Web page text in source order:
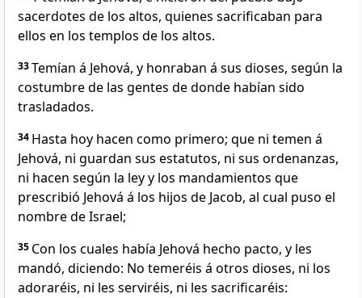
sacerdotes de los altos, quienes sacrificaban para
ellos en los templos de los altos.
33Temían á Jehová, y honraban á sus dioses, según la
costumbre de las gentes de donde habían sido
trasladados.
34 Hasta hoy hacen como primero; que ni temen á
Jehová, ni guardan sus estatutos, ni sus ordenanzas,
ni hacen según la ley y los mandamientos que
prescribió Jehová á los hijos de Jacob, al cual puso el
nombre de Israel;
35 Con los cuales había Jehová hecho pacto, y les
mandó, diciendo: No temeréis á otros dioses, ni los
adoraréis, ni les serviréis, ni les sacrificaréis: